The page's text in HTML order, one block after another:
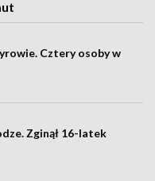
Cztery osoby w
Zginął 16-latek